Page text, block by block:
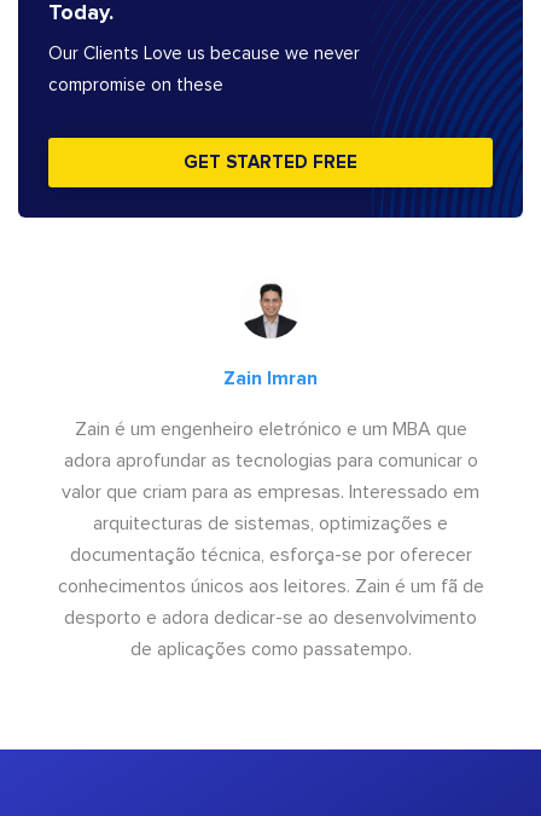
Today.
Our Clients Love us because we never
compromise on these
GET STARTED FREE
Zain Imran
Zain é um engenheiro eletrónico e um MBA que
adora aprofundar as tecnologias para comunicar o
valor que criam para as empresas. Interessado em
arquitecturas de sistemas, optimizações e
documentação técnica, esforça-se por oferecer
conhecimentos únicos aos leitores. Zain é um fã de
desporto e adora dedicar-se ao desenvolvimento
de aplicações como passatempo.